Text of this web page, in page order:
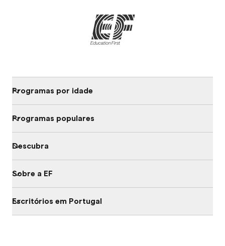
Programas por idade
Programas populares
Descubra
Sobre a EF
Escritórios em Portugal